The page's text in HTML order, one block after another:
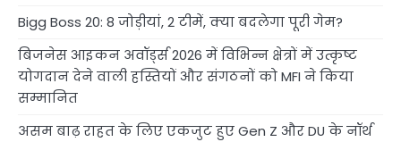
Bigg Boss 20: 8 जोड़ीयां, 2 टीमें, क्या बदलेगा पूरी गेम?
बिजनेस आइकन अवॉर्ड्स 2026 में विभिन्न क्षेत्रों में उत्कृष्ट
योगदान देने वाली हस्तियों और संगठनों को MFI ने किया
सम्मानित
असम बाढ़ राहत के लिए एकजुट हुए Gen Z और DU के नॉर्थ